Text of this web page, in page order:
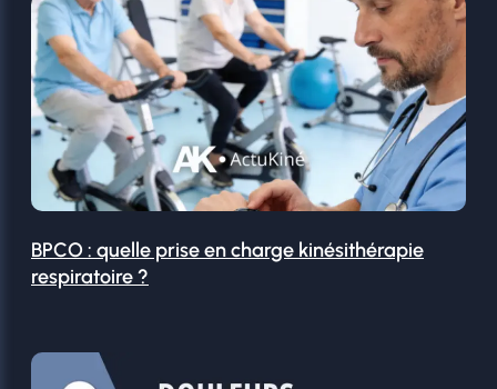
BPCO : quelle prise en charge kinésithérapie
respiratoire ?